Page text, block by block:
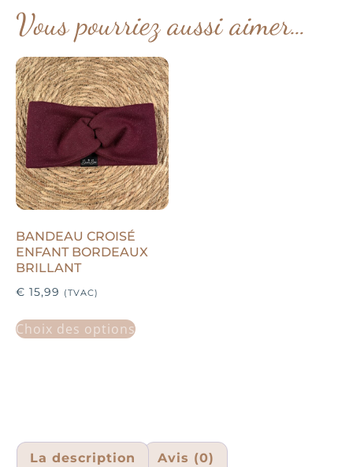
Vous pourriez aussi aimer…
BANDEAU CROISÉ
ENFANT BORDEAUX
BRILLANT
€ 15,99 (TVAC)
Choix des options
La description Avis (0)